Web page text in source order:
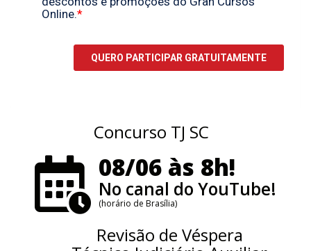
Concurso TJ SC
08/06 às 8h!
No canal do YouTube!
(horário de Brasília)
Revisão de Véspera